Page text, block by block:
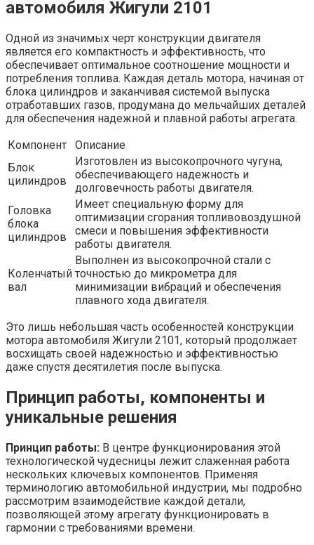
автомобиля Жигули 2101
Одной из значимых черт конструкции двигателя
является его компактность и эффективность, что
обеспечивает оптимальное соотношение мощности и
потребления топлива. Каждая деталь мотора, начиная от
блока цилиндров и заканчивая системой выпуска
отработавших газов, продумана до мельчайших деталей
для обеспечения надежной и плавной работы агрегата.
Компонент
Описание
Блок
цилиндров
Изготовлен из высокопрочного чугуна,
обеспечивающего надежность и
долговечность работы двигателя.
Головка
блока
цилиндров
Имеет специальную форму для
оптимизации сгорания топливовоздушной
смеси и повышения эффективности
работы двигателя.
Коленчатый
вал
Выполнен из высокопрочной стали с
точностью до микрометра для
минимизации вибраций и обеспечения
плавного хода двигателя.
Это лишь небольшая часть особенностей конструкции
мотора автомобиля Жигули 2101, который продолжает
восхищать своей надежностью и эффективностью
даже спустя десятилетия после выпуска.
Принцип работы, компоненты и
уникальные решения
Принцип работы: В центре функционирования этой
технологической чудесницы лежит слаженная работа
нескольких ключевых компонентов. Применяя
терминологию автомобильной индустрии, мы подробно
рассмотрим взаимодействие каждой детали,
позволяющей этому агрегату функционировать в
гармонии с требованиями времени.